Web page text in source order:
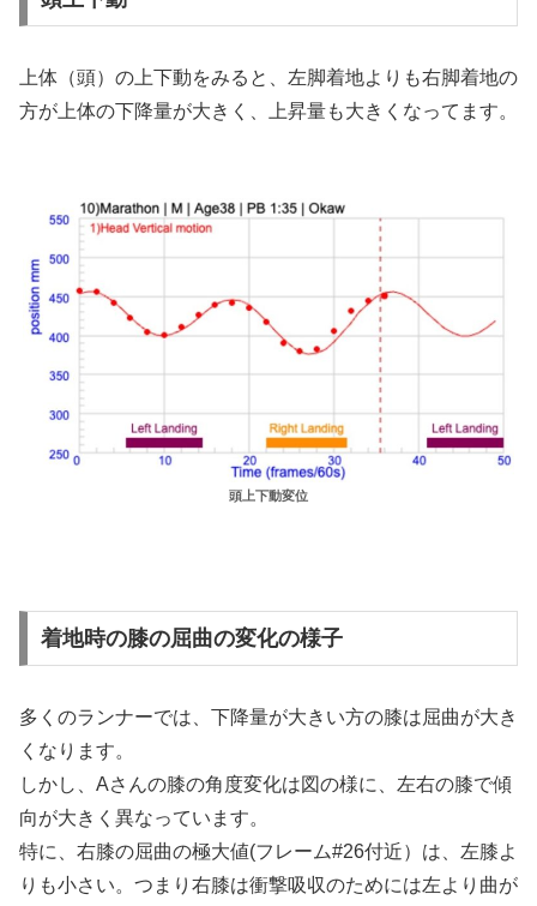
上体（頭）の上下動をみると、左脚着地よりも右脚着地の
方が上体の下降量が大きく、上昇量も大きくなってます。
頭上下動変位
着地時の膝の屈曲の変化の様子
多くのランナーでは、下降量が大きい方の膝は屈曲が大き
くなります。
しかし、Aさんの膝の角度変化は図の様に、左右の膝で傾
向が大きく異なっています。
特に、右膝の屈曲の極大値(フレーム#26付近）は、左膝よ
りも小さい。つまり右膝は衝撃吸収のためには左より曲が